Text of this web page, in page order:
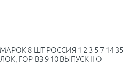
8 ШТ РОССИЯ 1 2 3 5 7 14 35
ГОР ВЗ 9 10 ВЫПУСК II Θ